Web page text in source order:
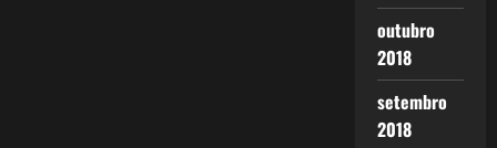
outubro
2018
setembro
2018